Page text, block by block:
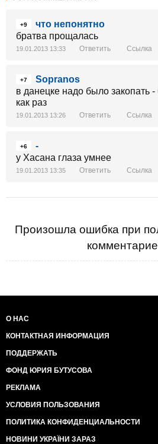
+9
что непонятно
братва прощалась
19.01.2013 13:33 Ответить Ссылка
+7
Sopranos
в данецке надо было закопать
как раз
19.01.2013 13:26 Ответить Ссылка
+6
-
у Хасана глаза умнее
19.01.2013 13:35 Ответить Ссылка
Произошла ошибка при
О НАС
КОНТАКТНАЯ ИНФОРМАЦИЯ
ПОДДЕРЖАТЬ
ФОНД ЮРИЯ БУТУСОВА
РЕКЛАМА
УСЛОВИЯ ПОЛЬЗОВАНИЯ
ПОЛИТИКА КОНФИДЕНЦИАЛЬНОСТИ
НОВИНИ УКРАЇНИ ЗАРАЗ